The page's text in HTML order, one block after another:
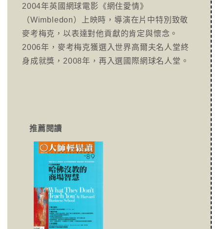
2004年英國網球電影《網住愛情》
（Wimbledon）上映時，導演在片中特別致敬
麥考梅克，以表達對他貢獻的肯定與懷念。
2006年，麥考梅克獲選入世界高爾夫名人堂終
身成就獎，2008年，再入選國際網球名人堂。
推薦閱讀